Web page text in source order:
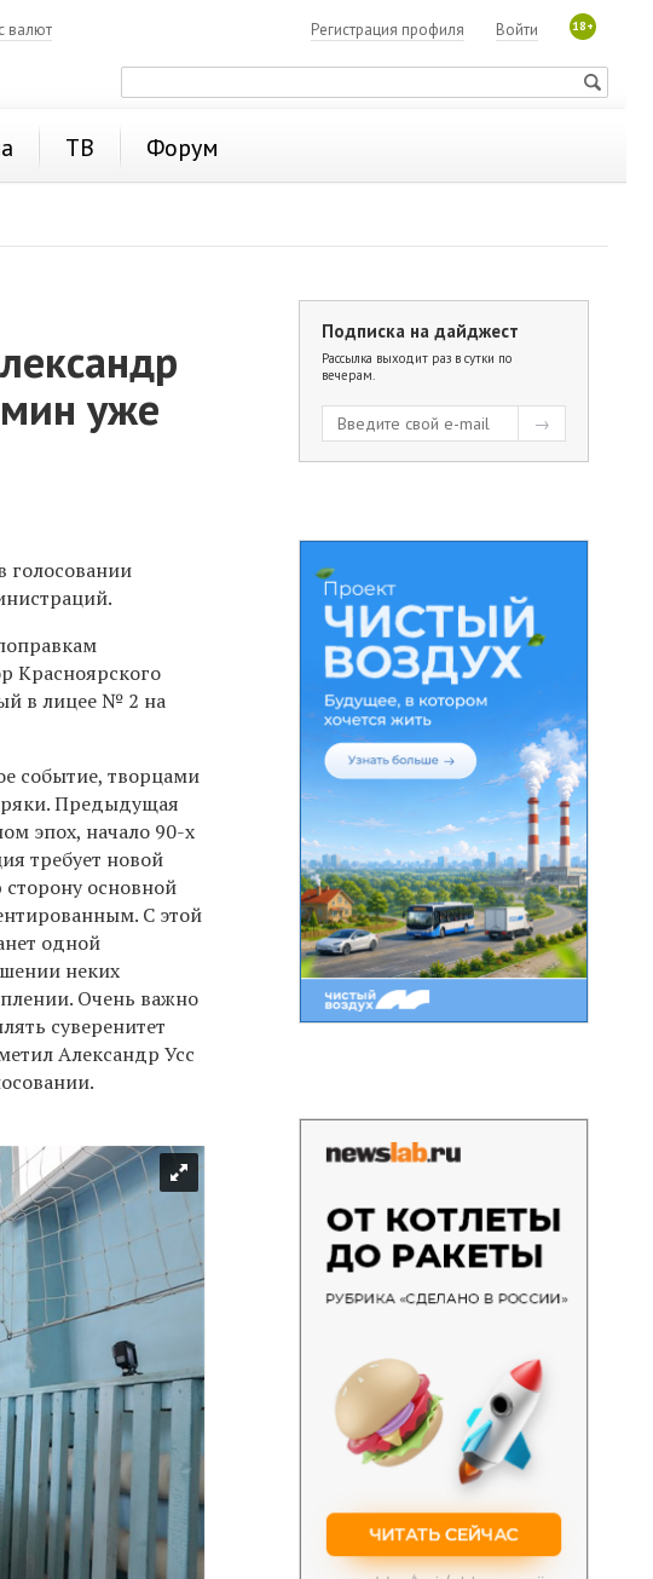
валют 18+
Войти
Регистрация профиля
ТВ Форум
уже
голосовании
Красноярского
в лицее № 2 на
событие, творцами
Предыдущая
эпох, начало 90-х
требует новой
основной
С этой
одной
неких
Очень важно
суверенитет
Александр Усс
Подписка на дайджест
Рассылка выходит раз в сутки по
вечерам.